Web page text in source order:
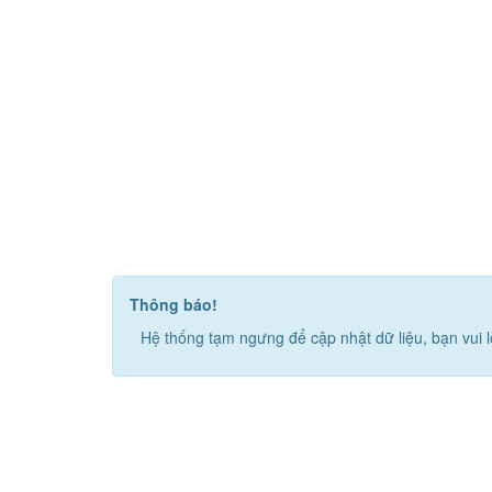
Thông báo!
Hệ thống tạm ngưng để cập nhật dữ liệu, bạn vui